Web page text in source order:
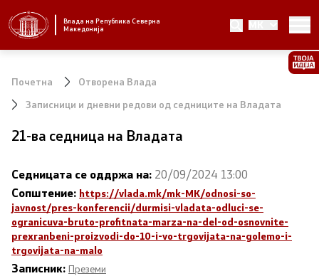
Влада на Република Северна
Македонија
MK
Стратешки приоритети и програма
Планови за реформски приоритети
Завршени планови
Стратешки план на Генералниот секретаријат
Национални стратегии
Влада
Почетна
Отворена Влада
Записници и дневни редови од седниците на Владата
21-ва седница на Владата
Седницата се оддржа на: 20/09/2024 13:00
Сопштение: https://vlada.mk/mk-MK/odnosi-so-
javnost/pres-konferencii/durmisi-vladata-odluci-se-
ogranicuva-bruto-profitnata-marza-na-del-od-osnovnite-
prexranbeni-proizvodi-do-10-i-vo-trgovijata-na-golemo-i-
trgovijata-na-malo
Записник: Преземи